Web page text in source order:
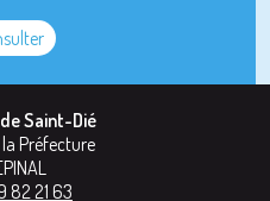
Saint-Dié
la Préfecture
82 21 63